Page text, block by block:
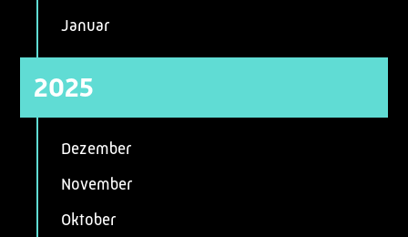
Januar
2025
Dezember
November
Oktober